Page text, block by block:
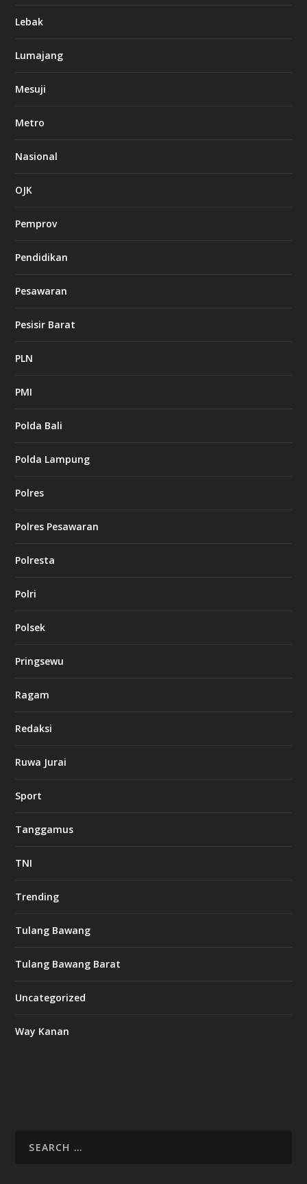
Lebak
Lumajang
Mesuji
Metro
Nasional
OJK
Pemprov
Pendidikan
Pesawaran
Pesisir Barat
PLN
PMI
Polda Bali
Polda Lampung
Polres
Polres Pesawaran
Polresta
Polri
Polsek
Pringsewu
Ragam
Redaksi
Ruwa Jurai
Sport
Tanggamus
TNI
Trending
Tulang Bawang
Tulang Bawang Barat
Uncategorized
Way Kanan